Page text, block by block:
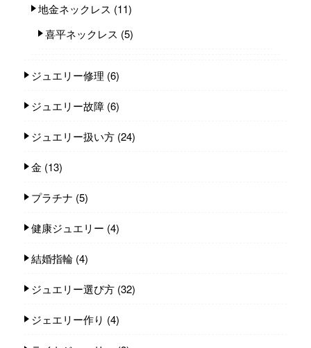
地金ネックレス (11)
喜平ネックレス (5)
ジュエリー修理 (6)
ジュエリー故障 (6)
ジュエリー扱い方 (24)
金 (13)
プラチナ (5)
健康ジュエリー (4)
結婚指輪 (4)
ジュエリー選び方 (32)
ジェエリー作り (4)